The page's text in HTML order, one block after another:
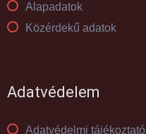
Alapadatok
Közérdekű adatok
Adatvédelem
Adatvédelmi tájékoztató